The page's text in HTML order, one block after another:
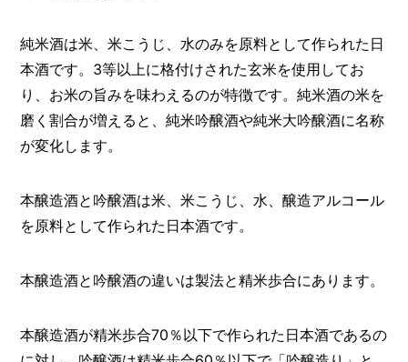
純米酒は米、米こうじ、水のみを原料として作られた日
本酒です。3等以上に格付けされた玄米を使用してお
り、お米の旨みを味わえるのが特徴です。純米酒の米を
磨く割合が増えると、純米吟醸酒や純米大吟醸酒に名称
が変化します。
本醸造酒と吟醸酒は米、米こうじ、水、醸造アルコール
を原料として作られた日本酒です。
本醸造酒と吟醸酒の違いは製法と精米歩合にあります。
本醸造酒が精米歩合70％以下で作られた日本酒であるの